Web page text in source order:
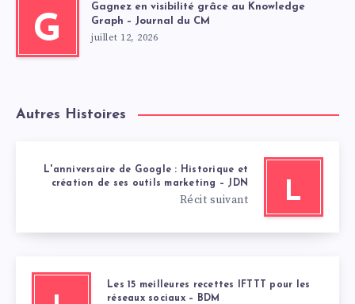
G
Gagnez en visibilité grâce au Knowledge
Graph – Journal du CM
juillet 12, 2026
Autres Histoires
L
L'anniversaire de Google : Historique et
création de ses outils marketing – JDN
Récit suivant
Les 15 meilleures recettes IFTTT pour les
réseaux sociaux – BDM